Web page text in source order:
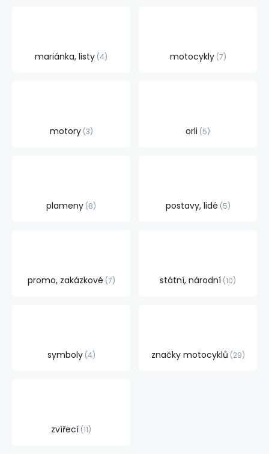
mariánka, listy 4 motocykly 7
motory 3 orli 5
plameny 8 postavy, lidé 5
promo, zakázkové 7 státní, národní 10
symboly 4 značky motocyklů 29
zvířecí 11